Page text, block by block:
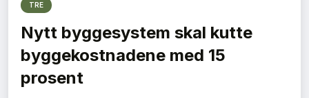
TRE
Nytt byggesystem skal kutte
byggekostnadene med 15
prosent